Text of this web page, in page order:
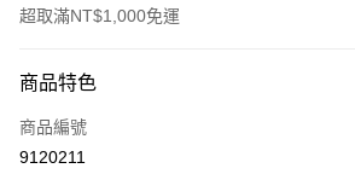
超取滿NT$1,000免運
信用卡一次付款
信用卡分期付款
商品特色
商品編號
9120211